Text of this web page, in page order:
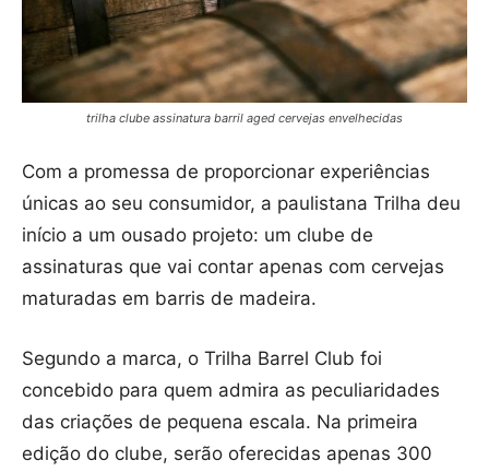
trilha clube assinatura barril aged cervejas envelhecidas
Com a promessa de proporcionar experiências
únicas ao seu consumidor, a paulistana Trilha deu
início a um ousado projeto: um clube de
assinaturas que vai contar apenas com cervejas
maturadas em barris de madeira.
Segundo a marca, o Trilha Barrel Club foi
concebido para quem admira as peculiaridades
das criações de pequena escala. Na primeira
edição do clube, serão oferecidas apenas 300